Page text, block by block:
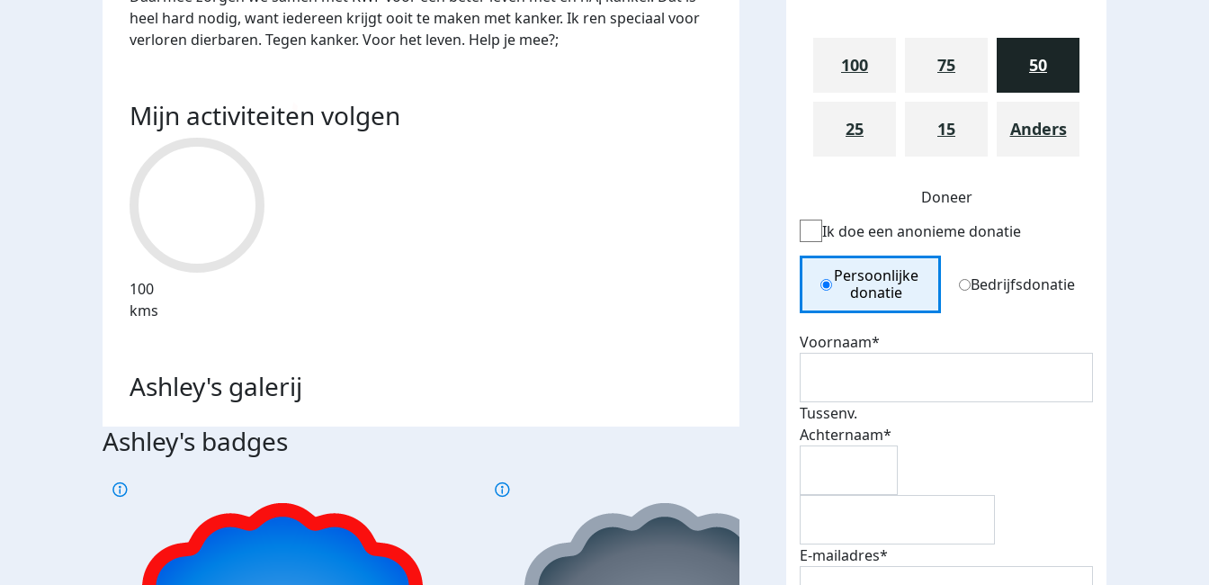
heel hard nodig, want iedereen krijgt ooit te maken met kanker. Ik ren speciaal voor
verloren dierbaren. Tegen kanker. Voor het leven. Help je mee?;
Mijn activiteiten volgen
100
kms
Ashley's galerij
Ashley's badges
100 75 50
25 15 Anders
Doneer
Ik doe een anonieme donatie
Donation Type
Persoonlijke
donatie
Bedrijfsdonatie
Voornaam*
Tussenv.
Achternaam*
E-mailadres*